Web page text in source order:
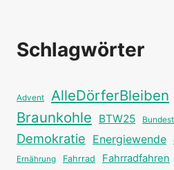
Schlagwörter
Advent AlleDörferBleiben
Braunkohle BTW25
Demokratie Energiewende
Ernährung Fahrrad Fahrradfahren